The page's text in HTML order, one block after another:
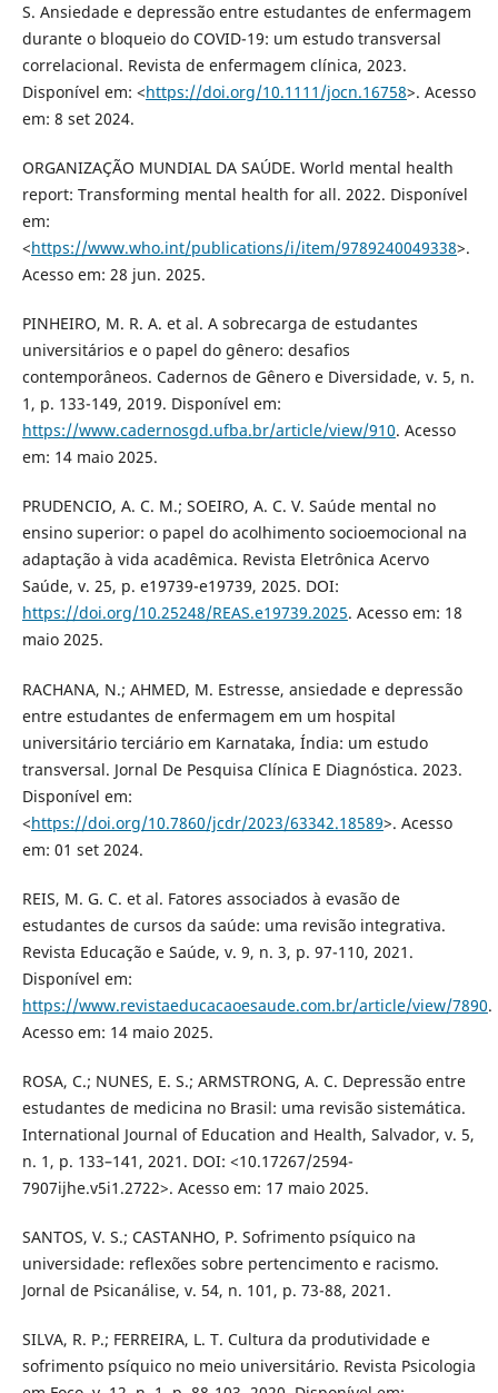
S. Ansiedade e depressão entre estudantes de enfermagem
durante o bloqueio do COVID-19: um estudo transversal
correlacional. Revista de enfermagem clínica, 2023.
Disponível em: <https://doi.org/10.1111/jocn.16758>. Acesso
em: 8 set 2024.
ORGANIZAÇÃO MUNDIAL DA SAÚDE. World mental health
report: Transforming mental health for all. 2022. Disponível
em:
<https://www.who.int/publications/i/item/9789240049338>.
Acesso em: 28 jun. 2025.
PINHEIRO, M. R. A. et al. A sobrecarga de estudantes
universitários e o papel do gênero: desafios
contemporâneos. Cadernos de Gênero e Diversidade, v. 5, n.
1, p. 133-149, 2019. Disponível em:
https://www.cadernosgd.ufba.br/article/view/910. Acesso
em: 14 maio 2025.
PRUDENCIO, A. C. M.; SOEIRO, A. C. V. Saúde mental no
ensino superior: o papel do acolhimento socioemocional na
adaptação à vida acadêmica. Revista Eletrônica Acervo
Saúde, v. 25, p. e19739-e19739, 2025. DOI:
https://doi.org/10.25248/REAS.e19739.2025. Acesso em: 18
maio 2025.
RACHANA, N.; AHMED, M. Estresse, ansiedade e depressão
entre estudantes de enfermagem em um hospital
universitário terciário em Karnataka, Índia: um estudo
transversal. Jornal De Pesquisa Clínica E Diagnóstica. 2023.
Disponível em:
<https://doi.org/10.7860/jcdr/2023/63342.18589>. Acesso
em: 01 set 2024.
REIS, M. G. C. et al. Fatores associados à evasão de
estudantes de cursos da saúde: uma revisão integrativa.
Revista Educação e Saúde, v. 9, n. 3, p. 97-110, 2021.
Disponível em:
https://www.revistaeducacaoesaude.com.br/article/view/7890.
Acesso em: 14 maio 2025.
ROSA, C.; NUNES, E. S.; ARMSTRONG, A. C. Depressão entre
estudantes de medicina no Brasil: uma revisão sistemática.
International Journal of Education and Health, Salvador, v. 5,
n. 1, p. 133–141, 2021. DOI: <10.17267/2594-
7907ijhe.v5i1.2722>. Acesso em: 17 maio 2025.
SANTOS, V. S.; CASTANHO, P. Sofrimento psíquico na
universidade: reflexões sobre pertencimento e racismo.
Jornal de Psicanálise, v. 54, n. 101, p. 73-88, 2021.
SILVA, R. P.; FERREIRA, L. T. Cultura da produtividade e
sofrimento psíquico no meio universitário. Revista Psicologia